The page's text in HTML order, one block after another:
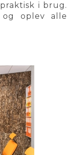
i brug.
oplev alle